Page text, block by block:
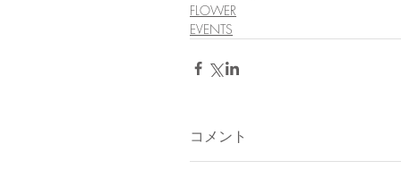
FLOWER
EVENTS
コメント